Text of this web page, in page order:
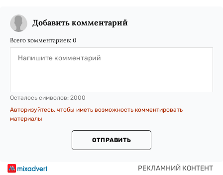
Добавить комментарий
Всего комментариев: 0
Осталось символов: 2000
Авторизуйтесь, чтобы иметь возможность комментировать
материалы
ОТПРАВИТЬ